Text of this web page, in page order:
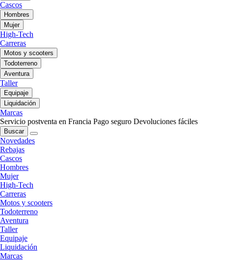
Cascos
Hombres
Mujer
High-Tech
Carreras
Motos y scooters
Todoterreno
Aventura
Taller
Equipaje
Liquidación
Marcas
Servicio postventa en Francia Pago seguro Devoluciones fáciles
Buscar
Novedades
Rebajas
Cascos
Hombres
Mujer
High-Tech
Carreras
Motos y scooters
Todoterreno
Aventura
Taller
Equipaje
Liquidación
Marcas